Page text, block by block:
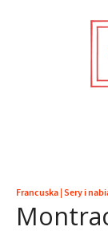
Francuska|Sery i